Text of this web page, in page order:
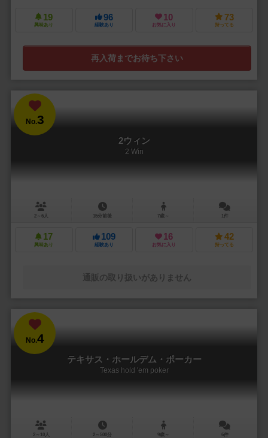
19
興味あり
96
経験あり
10
お気に入り
73
持ってる
再入荷までお待ち下さい
No.3
2ウィン
2 Win
2～6人 15分前後 7歳～ 1件
17
興味あり
109
経験あり
16
お気に入り
42
持ってる
通販の取り扱いがありません
No.4
テキサス・ホールデム・ポーカー
Texas hold 'em poker
2～10人 2～500分 9歳～ 6件